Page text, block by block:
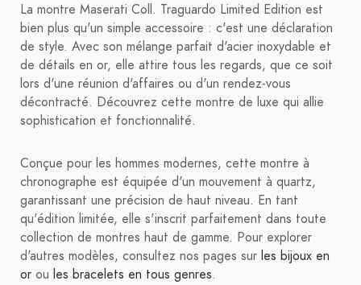
La montre Maserati Coll. Traguardo Limited Edition est
bien plus qu'un simple accessoire : c'est une déclaration
de style. Avec son mélange parfait d'acier inoxydable et
de détails en or, elle attire tous les regards, que ce soit
lors d'une réunion d'affaires ou d'un rendez-vous
décontracté. Découvrez cette montre de luxe qui allie
sophistication et fonctionnalité.
Conçue pour les hommes modernes, cette montre à
chronographe est équipée d'un mouvement à quartz,
garantissant une précision de haut niveau. En tant
qu'édition limitée, elle s'inscrit parfaitement dans toute
collection de montres haut de gamme. Pour explorer
d'autres modèles, consultez nos pages sur les bijoux en
or ou les bracelets en tous genres.